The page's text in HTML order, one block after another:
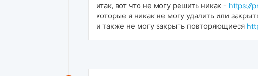
итак, вот что не могу решить никак - https://
которые я никак не могу удалить или
и также не могу закрыть повторяющиеся